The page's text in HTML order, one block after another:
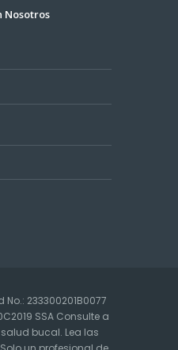
Nosotros
233300201B0077
SSA Consulte a
bucal. Lea las